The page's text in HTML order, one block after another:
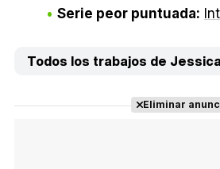
Serie peor puntuada:
Todos los trabajos de
Eliminar